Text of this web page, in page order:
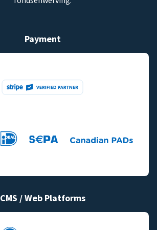
Payment
CMS / Web Platforms